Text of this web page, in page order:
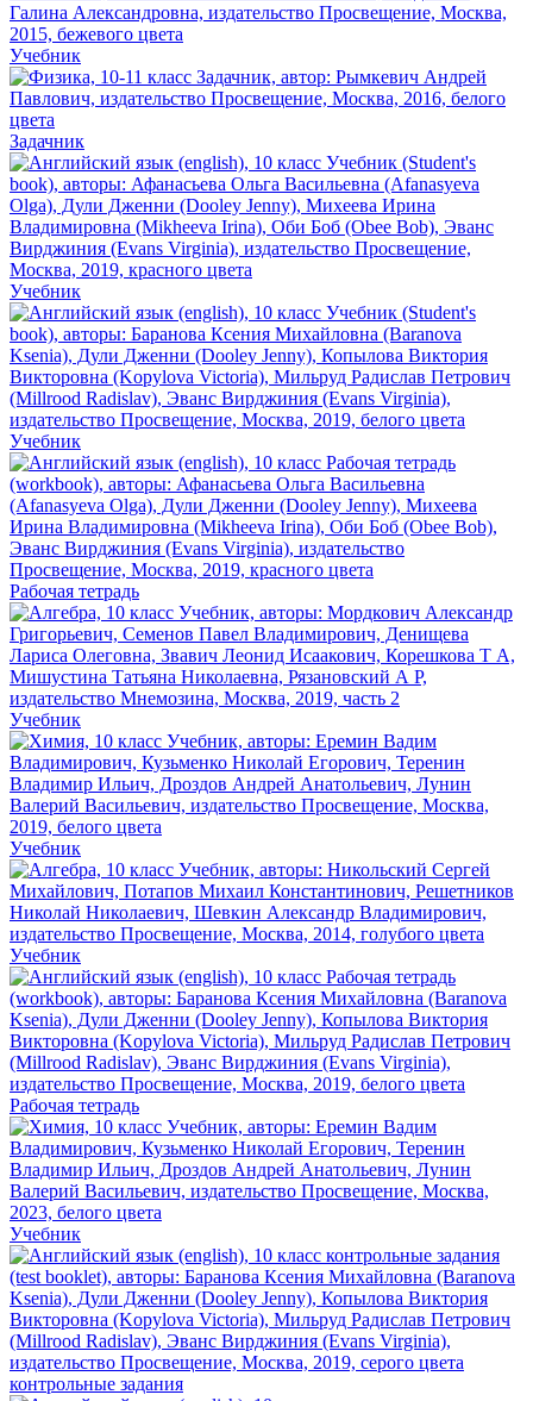
Учебник
Задачник
Учебник
Учебник
Рабочая тетрадь
Учебник
Учебник
Учебник
Рабочая тетрадь
Учебник
контрольные задания